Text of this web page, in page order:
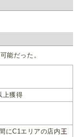
能だった。
上獲得
にC1エリアの店内王